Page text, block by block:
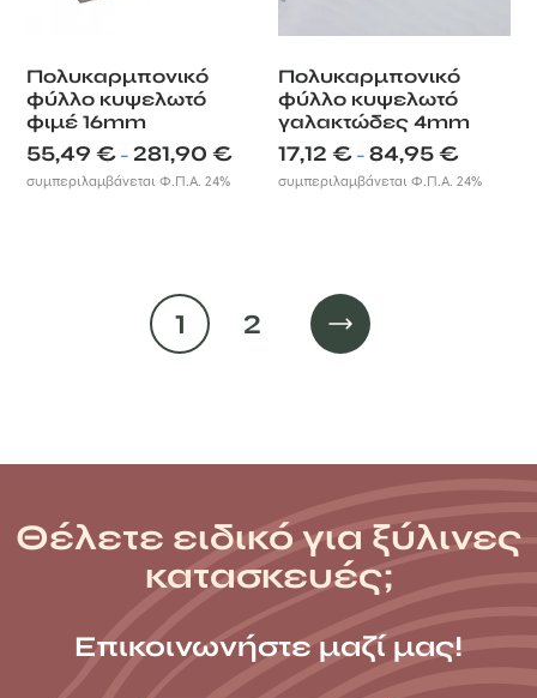
Πολυκαρμπονικό
φύλλο κυψελωτό
φιμέ 16mm
55,49€ – 281,90€
συμπεριλαμβάνεται Φ.Π.Α. 24%
Πολυκαρμπονικό
φύλλο κυψελωτό
γαλακτώδες 4mm
17,12€ – 84,95€
range:
συμπεριλαμβάνεται Φ.Π.Α. 24%
1 2
Θέλετε ειδικό για ξύλινες
κατασκευές;
Επικοινωνήστε μαζί μας!